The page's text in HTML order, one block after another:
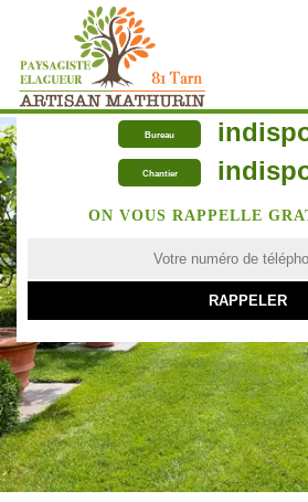
Bureau
Chantier
ON VOUS RAPPELLE